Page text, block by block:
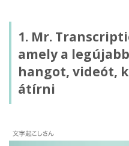
1. Mr.
amely a
hangot, videót,
átírni